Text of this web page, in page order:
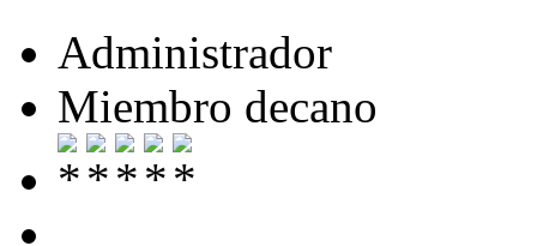
Administrador
Miembro decano